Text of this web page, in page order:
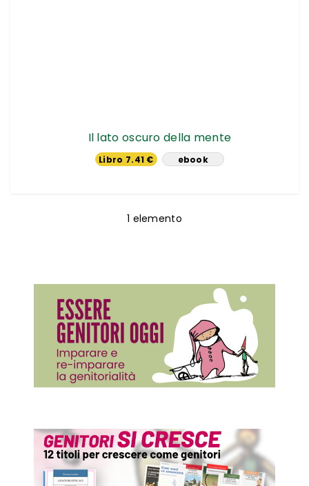
Il lato oscuro della mente
Libro 7.41 €
ebook
1 elemento